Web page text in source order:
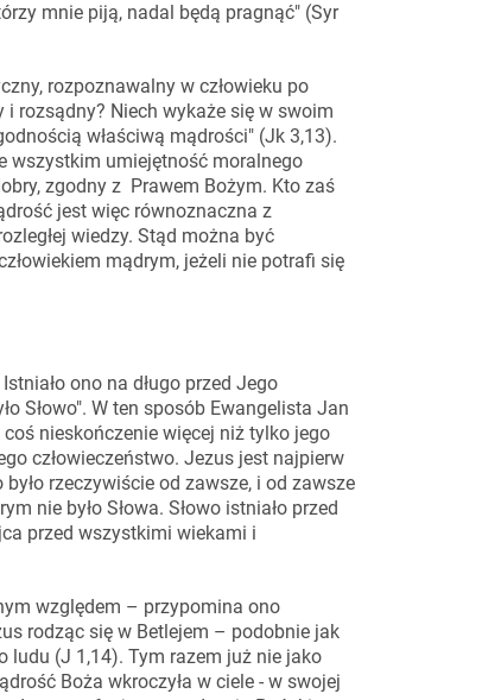
mnie piją, nadal będą pragnąć" (Syr
rozpoznawalny w człowieku po
rozsądny? Niech wykaże się w swoim
właściwą mądrości" (Jk 3,13).
wszystkim umiejętność moralnego
zgodny z Prawem Bożym. Kto zaś
jest więc równoznaczna z
wiedzy. Stąd można być
mądrym, jeżeli nie potrafi się
ono na długo przed Jego
Słowo". W ten sposób Ewangelista Jan
nieskończenie więcej niż tylko jego
człowieczeństwo. Jezus jest najpierw
rzeczywiście od zawsze, i od zawsze
nie było Słowa. Słowo istniało przed
przed wszystkimi wiekami i
względem – przypomina ono
rodząc się w Betlejem – podobnie jak
ludu (J 1,14). Tym razem już nie jako
Boża wkroczyła w ciele - w swojej